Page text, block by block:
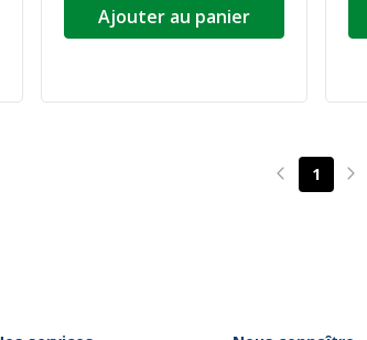
Ajouter au panier
Page1